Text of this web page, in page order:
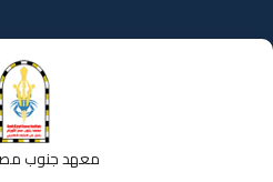
إلى
المحتوى
معهد جنوب مصر